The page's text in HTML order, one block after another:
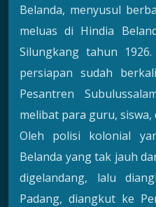
Belanda, menyusul
meluas di Hindia
Silungkang tahun
persiapan sudah
Pesantren
melibat para guru,
Oleh polisi kolonial
Belanda yang tak jauh
digelandang, lalu
Padang, diangkut ke